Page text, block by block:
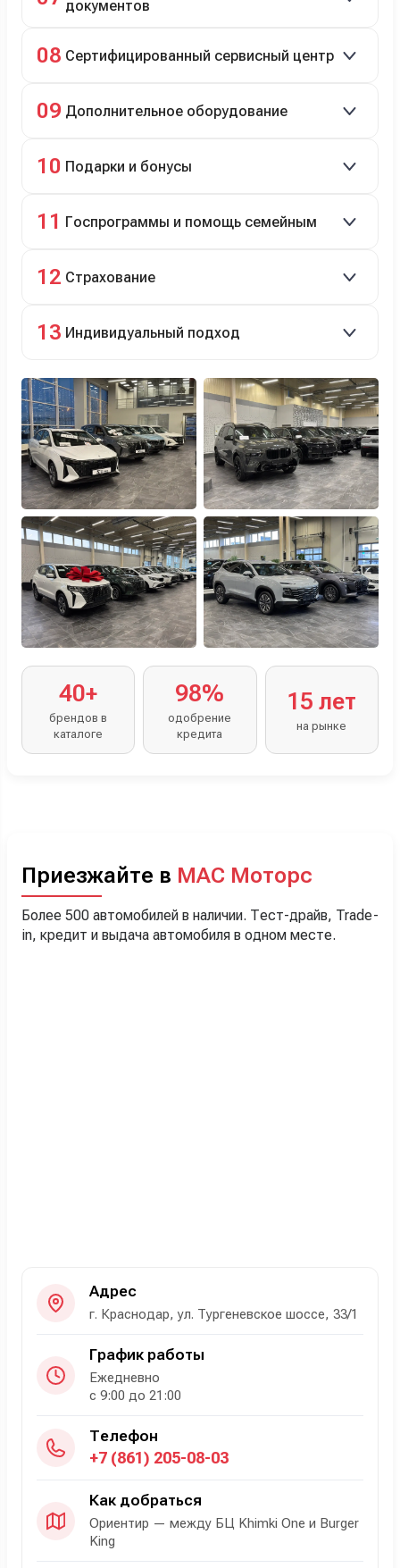
документов
08 Сертифицированный сервисный центр
технический ремонт.
09 Дополнительное оборудование
10 Подарки и бонусы
программе лояльности.
11 Госпрограммы и помощь семейным
12 Страхование
бонусами для клиентов.
13 Индивидуальный подход
оформлением.
40+
брендов в
каталоге
98%
одобрение
кредита
15 лет
на рынке
Приезжайте в МАС Моторс
Более 500 автомобилей в наличии. Тест-драйв, Trade-
in, кредит и выдача автомобиля в одном месте.
Адрес
г. Краснодар, ул. Тургеневское шоссе, 33/1
График работы
Ежедневно
с 9:00 до 21:00
Телефон
+7 (861) 205-08-03
Как добраться
Ориентир — между БЦ Khimki One и Burger
King